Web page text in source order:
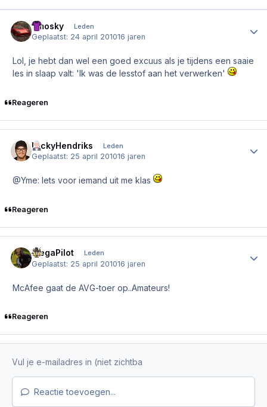
Ymosky Leden
Geplaatst: 24 april 201016 jaren
Lol, je hebt dan wel een goed excuus als je tijdens een saaie
les in slaap valt: 'Ik was de lesstof aan het verwerken'
Reageren
NickyHendriks Leden
Geplaatst: 25 april 201016 jaren
@Yme: Iets voor iemand uit me klas
Reageren
MegaPilot Leden
Geplaatst: 25 april 201016 jaren
McAfee gaat de AVG-toer op..Amateurs!
Reageren
Reactie toevoegen...